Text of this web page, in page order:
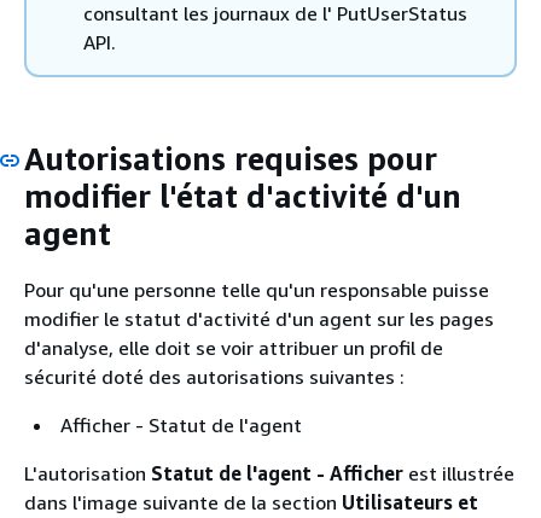
consultant les journaux de l' PutUserStatus
API.
Autorisations requises pour
modifier l'état d'activité d'un
agent
Pour qu'une personne telle qu'un responsable puisse
modifier le statut d'activité d'un agent sur les pages
d'analyse, elle doit se voir attribuer un profil de
sécurité doté des autorisations suivantes :
Afficher - Statut de l'agent
L'autorisation Statut de l'agent - Afficher est illustrée
dans l'image suivante de la section Utilisateurs et